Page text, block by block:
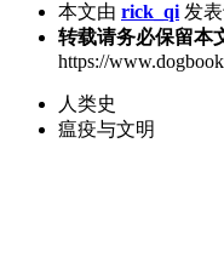
本文由 rick_qi 发
转载请务必保留本
https://
人类史
瘟疫与文明